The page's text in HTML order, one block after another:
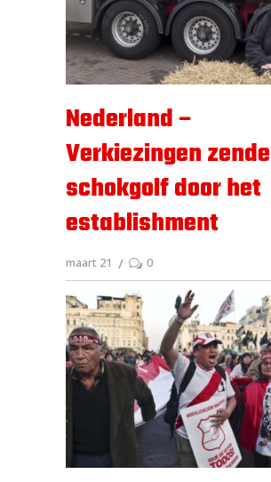
Nederland –
Verkiezingen
schokgolf door het
establishment
maart 21 0